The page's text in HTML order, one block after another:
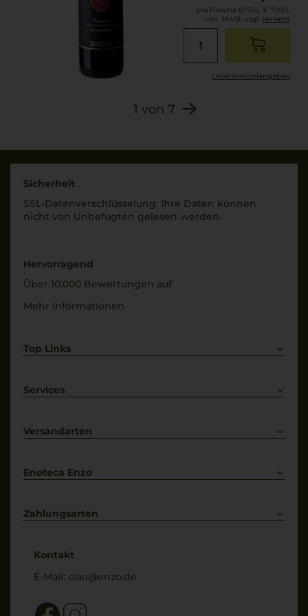
Schutzatmosphäre
abgefüllt.
pro Flasche (0.75l), € 7,99/L
inkl. MwSt. zzgl. Versand
Lebensmittel­angaben
1 von 7
Sicherheit
SSL-Daten­verschlüs­selung: Ihre Daten können
nicht von Unbe­fugten gelesen werden.
Hervorragend
Über 10.000 Bewertungen auf
Mehr Informationen
Top Links
Weißwein
Services
Kontakt
Versandarten
Enoteca Enzo
Bewertungs-Richtlinien
Zahlungsarten
Kontakt
E-Mail: ciao@enzo.de